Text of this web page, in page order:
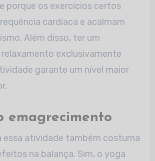
porque os exercícios certos
cardíaca e acalmam
Além disso, ter um
exclusivamente
garante um nível maior
emagrecimento
essa atividade também costuma
na balança. Sim, o yoga